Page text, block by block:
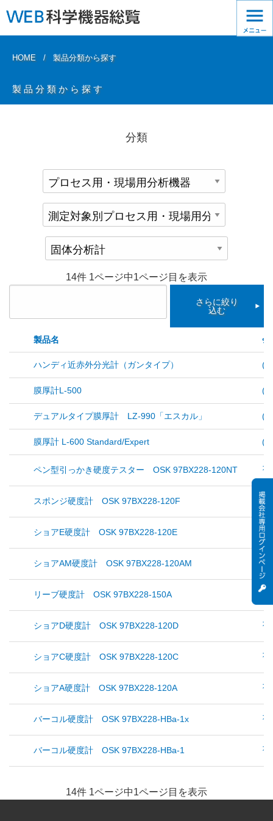
HOME 製品分類から探す
製品分類から探す
分類
14件 1ページ中1ページ目を表示
さらに絞り
込む
製品名 会
ハンディ近赤外分光計（ガンタイプ） (
膜厚計L-500 (
デュアルタイプ膜厚計 LZ-990「エスカル」 (
膜厚計 L-600 Standard/Expert (
ペン型引っかき硬度テスター OSK 97BX228-120NT オ
スポンジ硬度計 OSK 97BX228-120F オ
ショアE硬度計 OSK 97BX228-120E オ
ショアAM硬度計 OSK 97BX228-120AM オ
リーブ硬度計 OSK 97BX228-150A オ
ショアD硬度計 OSK 97BX228-120D オ
ショアC硬度計 OSK 97BX228-120C オ
ショアA硬度計 OSK 97BX228-120A オ
バーコル硬度計 OSK 97BX228-HBa-1x オ
バーコル硬度計 OSK 97BX228-HBa-1 オ
14件 1ページ中1ページ目を表示